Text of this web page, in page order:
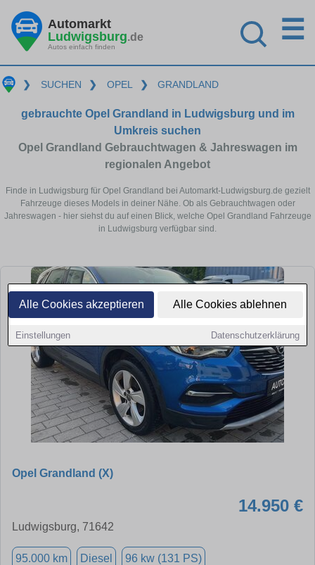
Alle Cookies akzeptieren Alle Cookies ablehnen
Einstellungen Datenschutzerklärung
Automarkt
Ludwigsburg.de
Autos einfach finden
☰
❯ SUCHEN ❯ OPEL ❯ GRANDLAND
gebrauchte Opel Grandland in Ludwigsburg und im
Umkreis suchen
Opel Grandland Gebrauchtwagen & Jahreswagen im
regionalen Angebot
Finde in Ludwigsburg für Opel Grandland bei Automarkt-Ludwigsburg.de gezielt
Fahrzeuge dieses Models in deiner Nähe. Ob als Gebrauchtwagen oder
Jahreswagen - hier siehst du auf einen Blick, welche Opel Grandland Fahrzeuge
in Ludwigsburg verfügbar sind.
Opel Grandland (X)
14.950 €
Ludwigsburg, 71642
95.000 km Diesel 96 kw (131 PS)